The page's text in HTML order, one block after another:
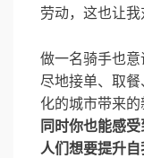
劳动，这也让我
做一名骑手也
尽地接单、取
化的城市带来的
同时你也能感
人们想要提升